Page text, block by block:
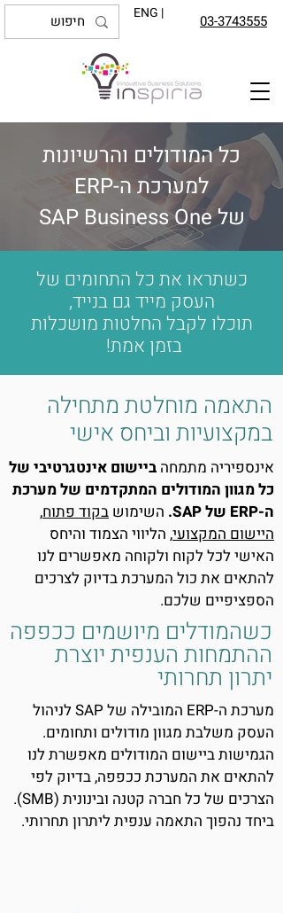
03-3743555
ENG |
כל המודולים והרשיונות
למערכת ה-ERP
של SAP Business One
כשתראו את כל התחומים של
העסק מייד גם בנייד,
תוכלו לקבל החלטות מושכלות
בזמן אמת!
התאמה מוחלטת מתחילה
במקצועיות וביחס אישי
אינספיריה מתמחה ביישום אינטגרטיבי של
כל מגוון המודולים המתקדמים של מערכת
ה-ERP של SAP.
השימוש בקוד פתוח,
היישום המקצועי, הליווי הצמוד והיחס
האישי לכל לקוח ולקוחה מאפשרים לנו
להתאים את כול המערכת בדיוק לצרכים
הספציפיים שלכם.
כשהמודלים מיושמים ככפפה
ההתמחות הענפית יוצרת
יתרון תחרותי
מערכת ה-ERP המובילה של SAP לניהול
העסק משלבת מגוון מודולים ותחומים.
הגמישות ביישום המודולים מאפשרת לנו
להתאים את המערכת ככפפה, בדיוק לפי
הצרכים של כל חברה קטנה ובינונית (SMB).
ביחד נהפוך התאמה ענפית ליתרון תחרותי.